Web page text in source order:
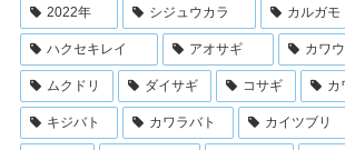
2022年 シジュウカラ カルガモ
ハクセキレイ アオサギ カワウ
ムクドリ ダイサギ コサギ カ
キジバト カワラバト カイツブリ